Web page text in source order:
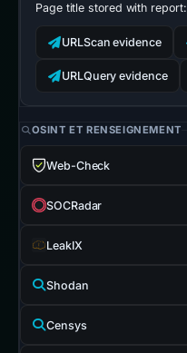
Page title stored with report:
URLScan evidence
URLQuery evidence
OSINT ET RENSEIGNEMENT
Web-Check
SOCRadar
LeakIX
Shodan
Censys